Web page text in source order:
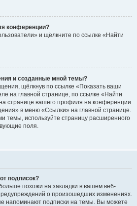
конференции?
и щёлкните по ссылке «Найти
и созданные мной темы?
щёлкнув по ссылке «Показать ваши
на главной странице, по ссылке «Найти
странице вашего профиля на конференции
в меню «Ссылки» на главной странице.
темы, используйте страницу расширенного
поля.
подписок?
похожи на закладки в вашем веб-
о произошедших изменениях.
напоминают подписки на темы. Вы можете